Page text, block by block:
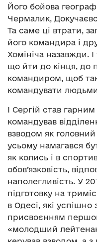
Його бойова
Чермалик,
Та саме ці втрати,
його командира і
Хомініча назавжди.
що йти до кінця, до
командиром, щоб
командувати
І Сергій став
командував
взводом як
усьому намагався
як колись і в
обов’язковість,
наполегливість. У
підготовку на
в Одесі, які
присвоєнням
«молодший